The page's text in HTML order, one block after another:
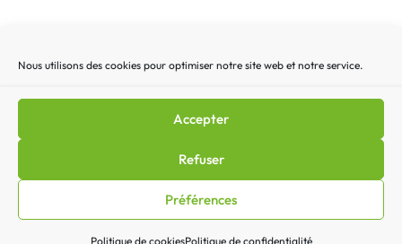
Nous utilisons des cookies pour optimiser notre site web et notre service.
Accepter
Refuser
Préférences
Politique de cookiesPolitique de confidentialité
Recherche
cookies|Politique de confidentialité|Politique de cookies
(EU)|Contact